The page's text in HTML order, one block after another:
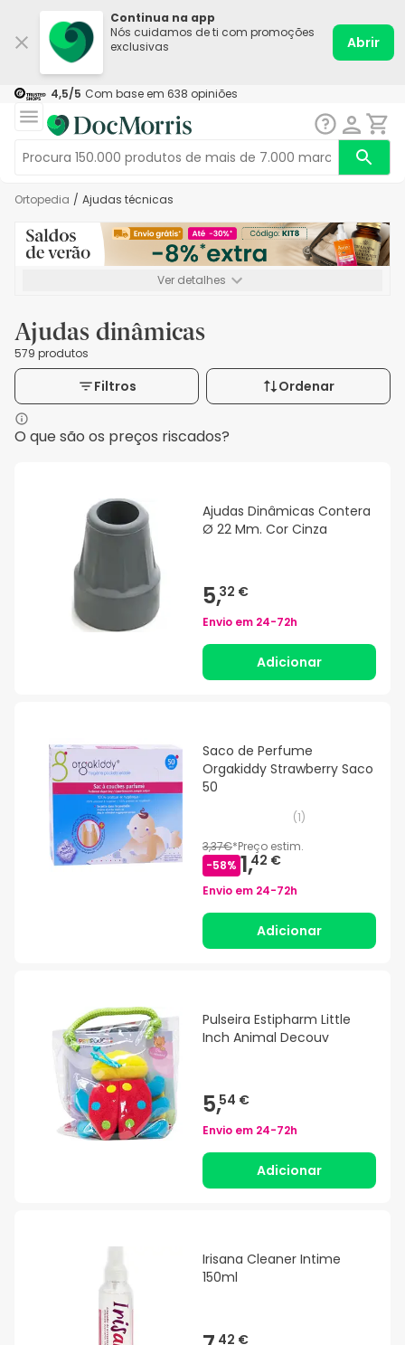
Continua na app
Nós cuidamos de ti com promoções
exclusivas
Abrir
4,5/5 Com base em 638 opiniões
Ortopedia / Ajudas técnicas
Ver detalhes
Ajudas dinâmicas
579 produtos
Filtros Ordenar
O que são os preços riscados?
Ajudas Dinâmicas Contera
Ø 22 Mm. Cor Cinza
5,32 €
Envio em 24-72h
Adicionar
Saco de Perfume
Orgakiddy Strawberry Saco
50
(1)
3,37€*Preço estim.
-58% 1,42 €
Envio em 24-72h
Adicionar
Pulseira Estipharm Little
Inch Animal Decouv
5,54 €
Envio em 24-72h
Adicionar
Irisana Cleaner Intime
150ml
42 €